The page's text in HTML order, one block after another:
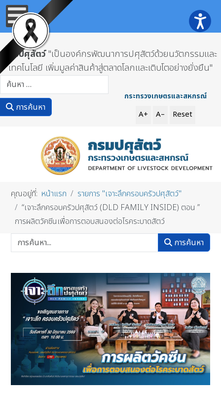
กรมปศุสัตว์"เป็นองค์กรพัฒนาการปศุสัตว์ด้วยนวัตกรรมและ
เทคโนโลยี เพิ่มมูลค่าสินค้าสู่ตลาดโลกและเติบโตอย่างยั่งยืน"
การค้นหา
กระทรวงเกษตรและสหกรณ์
A+ A– Reset
คุณอยู่ที่: หน้าแรก
รายการ "เจาะลึกครอบครัวปศุสัตว์"
“เจาะลึกครอบครัวปศุสัตว์ (DLD FAMILY INSIDE) ตอน ”
การผลิตวัคซีนเพื่อการตอบสนองต่อโรคระบาดสัตว์
การค้นหา